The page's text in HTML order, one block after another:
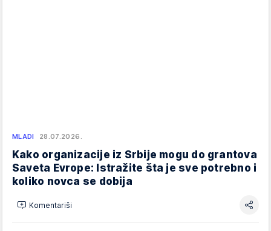
MLADI 28.07.2026.
Kako organizacije iz Srbije mogu do grantova
Saveta Evrope: Istražite šta je sve potrebno i
koliko novca se dobija
Komentariši